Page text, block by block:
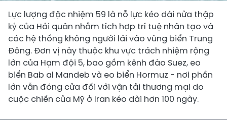
Lực lượng đặc nhiệm 59 là nỗ lực kéo dài nửa thập
kỷ của Hải quân nhằm tích hợp trí tuệ nhân tạo và
các hệ thống không người lái vào vùng biển Trung
Đông. Đơn vị này thuộc khu vực trách nhiệm rộng
lớn của Hạm đội 5, bao gồm kênh đào Suez, eo
biển Bab al Mandeb và eo biển Hormuz - nơi phần
lớn vẫn đóng cửa đối với vận tải thương mại do
cuộc chiến của Mỹ ở Iran kéo dài hơn 100 ngày.